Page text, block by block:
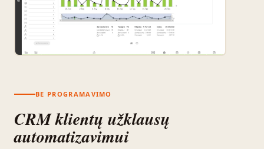
BE PROGRAMAVIMO
CRM klientų užklausų
automatizavimui